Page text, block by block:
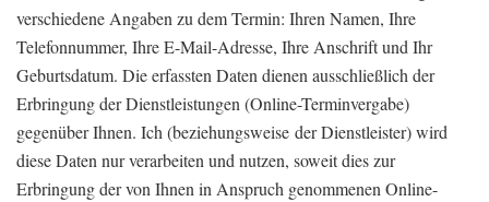
verschiedene Angaben zu dem Termin: Ihren Namen, Ihre
Telefonnummer, Ihre E-Mail-Adresse, Ihre Anschrift und Ihr
Geburtsdatum. Die erfassten Daten dienen ausschließlich der
Erbringung der Dienstleistungen (Online-Terminvergabe)
gegenüber Ihnen. Ich (beziehungsweise der Dienstleister) wird
diese Daten nur verarbeiten und nutzen, soweit dies zur
Erbringung der von Ihnen in Anspruch genommenen Online-